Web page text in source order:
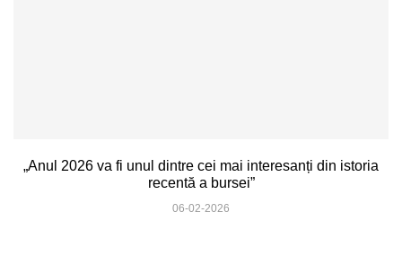
„Anul 2026 va fi unul dintre cei mai interesanți din istoria
recentă a bursei”
06-02-2026